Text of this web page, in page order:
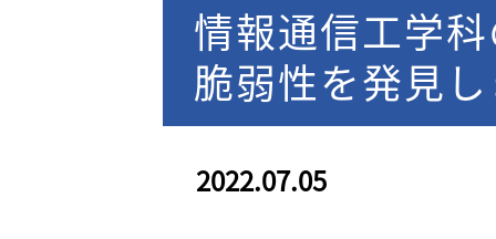
情報通信工学
脆弱性を発見
2022.07.05